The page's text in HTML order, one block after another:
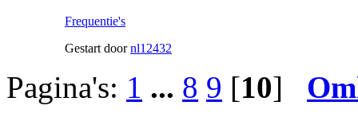
Frequentie's
Gestart doornl12432
Pagina's: 1 ... 8 9 [10]